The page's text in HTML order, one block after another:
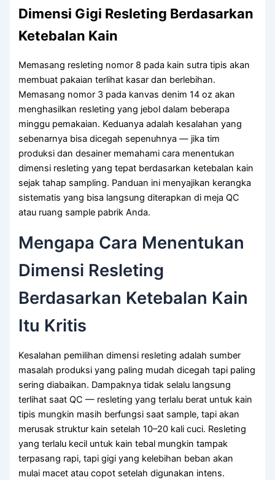
ELASTIK
ACCESSORIES
ABOUT US
ARTICLES
CONTACT US
CATALOG
Dimensi Gigi Resleting Berdasarkan
Ketebalan Kain
Memasang resleting nomor 8 pada kain sutra tipis akan
membuat pakaian terlihat kasar dan berlebihan.
Memasang nomor 3 pada kanvas denim 14 oz akan
menghasilkan resleting yang jebol dalam beberapa
minggu pemakaian. Keduanya adalah kesalahan yang
sebenarnya bisa dicegah sepenuhnya — jika tim
produksi dan desainer memahami cara menentukan
dimensi resleting yang tepat berdasarkan ketebalan kain
sejak tahap sampling. Panduan ini menyajikan kerangka
sistematis yang bisa langsung diterapkan di meja QC
atau ruang sample pabrik Anda.
Mengapa Cara Menentukan
Dimensi Resleting
Berdasarkan Ketebalan Kain
Itu Kritis
Kesalahan pemilihan dimensi resleting adalah sumber
masalah produksi yang paling mudah dicegah tapi paling
sering diabaikan. Dampaknya tidak selalu langsung
terlihat saat QC — resleting yang terlalu berat untuk kain
tipis mungkin masih berfungsi saat sample, tapi akan
merusak struktur kain setelah 10–20 kali cuci. Resleting
yang terlalu kecil untuk kain tebal mungkin tampak
terpasang rapi, tapi gigi yang kelebihan beban akan
mulai macet atau copot setelah digunakan intens.